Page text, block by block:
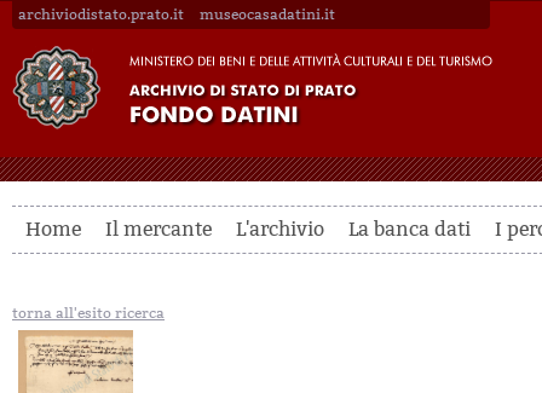
archiviodistato.prato.it museocasadatini.it
Home Il mercante L'archivio La banca dati I
torna all'esito ricerca